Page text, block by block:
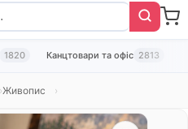
1820 Канцтовари та офіс 2813
Живопис